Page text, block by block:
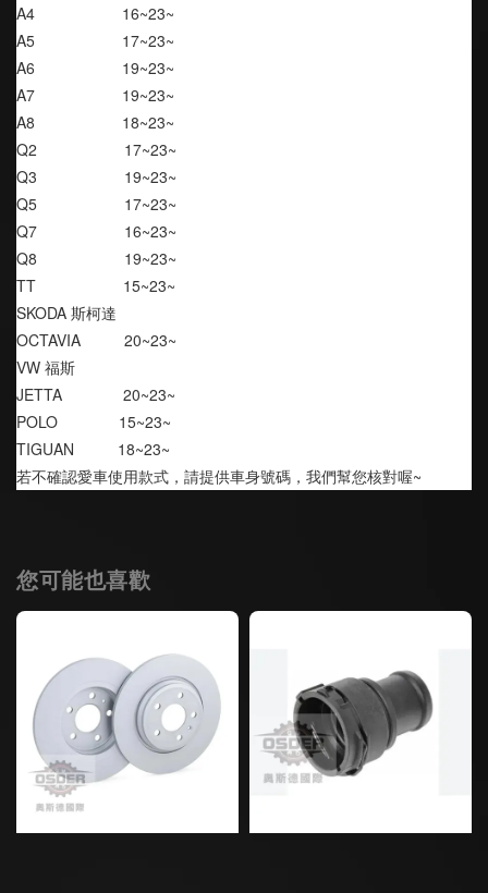
A4                    16~23~
A5                    17~23~
A6                    19~23~
A7                    19~23~
A8                    18~23~
Q2                    17~23~
Q3                    19~23~
Q5                    17~23~
Q7                    16~23~
Q8                    19~23~
TT                    15~23~
SKODA 斯柯達
OCTAVIA          20~23~
VW 福斯
JETTA              20~23~
POLO              15~23~
TIGUAN          18~23~
若不確認愛車使用款式，請提供車身號碼，我們幫您核對喔~
您可能也喜歡